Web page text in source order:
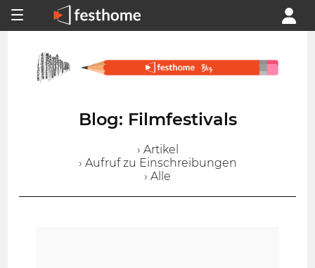
Blog: Filmfestivals
› Artikel
› Aufruf zu Einschreibungen
› Alle